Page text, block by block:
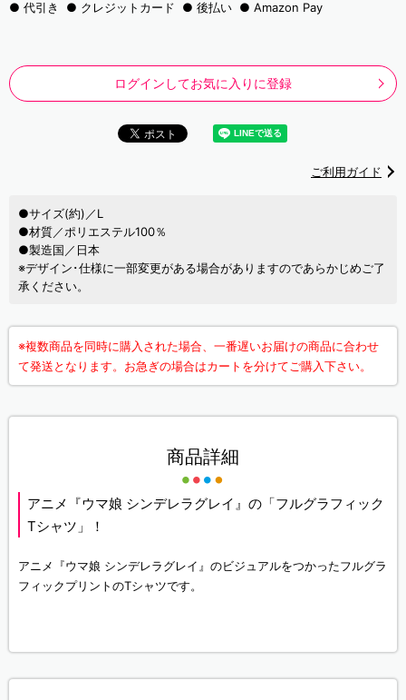
代引き
クレジットカード 後払い Amazon Pay
ログインしてお気に入りに登録
ご利用ガイド
●サイズ(約)／L
●材質／ポリエステル100％
●製造国／日本
※デザイン･仕様に一部変更がある場合がありますのであらかじめご了
承ください。
※複数商品を同時に購入された場合、一番遅いお届けの商品に合わせ
て発送となります。お急ぎの場合はカートを分けてご購入下さい。
商品詳細
アニメ『ウマ娘 シンデレラグレイ』の「フルグラフィック
Tシャツ」！
アニメ『ウマ娘 シンデレラグレイ』のビジュアルをつかったフルグラ
フィックプリントのTシャツです。